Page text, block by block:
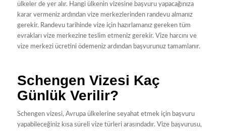
ülkeler de yer alır. Hangi ülkenin vizesine başvuru yapacağınıza
karar vermeniz ardından vize merkezlerinden randevu almanız
gerekir. Randevu tarihinde vize için hazırlamanız gereken tüm
evrakları vize merkezine teslim etmeniz gerekir. Vize harcını ve
vize merkezi ücretini ödemeniz ardından başvurunuz tamamlanır.
Schengen Vizesi Kaç
Günlük Verilir?
Schengen vizesi, Avrupa ülkelerine seyahat etmek için başvuru
yapabileceğiniz kısa süreli vize türleri arasındadır. Vize başvurusu,